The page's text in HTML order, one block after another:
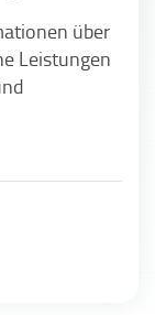
über
Leistungen